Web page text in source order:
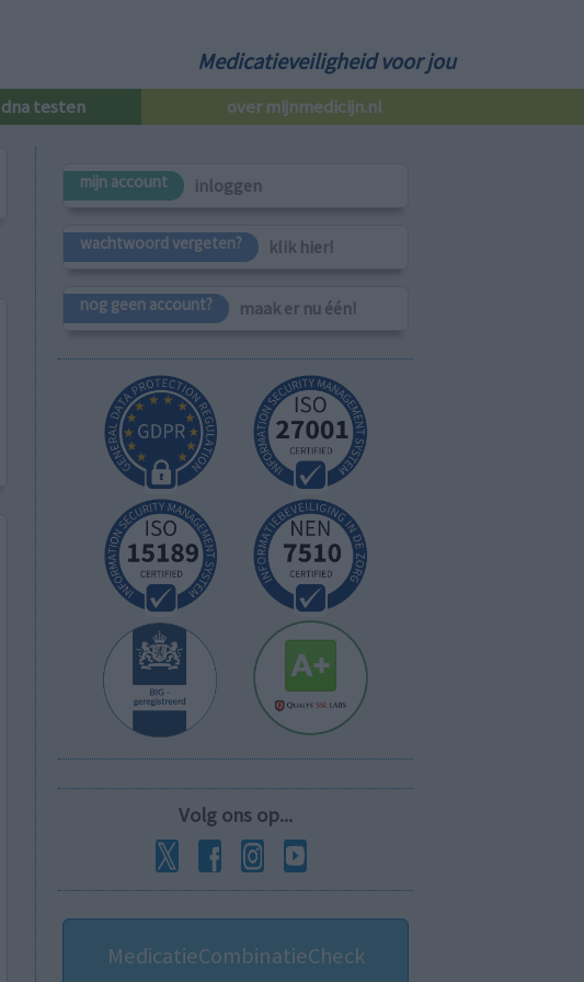
Medicatieveiligheid voor jou
dna testen over mijnmedicijn.nl
mijn account inloggen
wachtwoord vergeten? klik hier!
nog geen account? maak er nu één!
Volg ons op...
MedicatieCombinatieCheck